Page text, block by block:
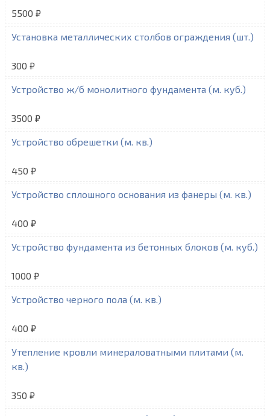
5500 ₽
Установка металлических столбов ограждения (шт.)
300 ₽
Устройство ж/б монолитного фундамента (м. куб.)
3500 ₽
Устройство обрешетки (м. кв.)
450 ₽
Устройство сплошного основания из фанеры (м. кв.)
400 ₽
Устройство фундамента из бетонных блоков (м. куб.)
1000 ₽
Устройство черного пола (м. кв.)
400 ₽
Утепление кровли минераловатными плитами (м.
кв.)
350 ₽